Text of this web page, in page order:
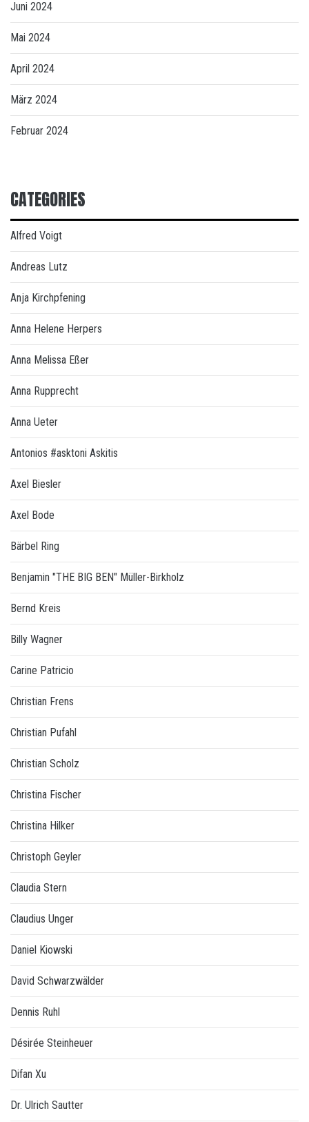
Juni 2024
Mai 2024
April 2024
März 2024
Februar 2024
CATEGORIES
Alfred Voigt
Andreas Lutz
Anja Kirchpfening
Anna Helene Herpers
Anna Melissa Eßer
Anna Rupprecht
Anna Ueter
Antonios #asktoni Askitis
Axel Biesler
Axel Bode
Bärbel Ring
Benjamin "THE BIG BEN" Müller-Birkholz
Bernd Kreis
Billy Wagner
Carine Patricio
Christian Frens
Christian Pufahl
Christian Scholz
Christina Fischer
Christina Hilker
Christoph Geyler
Claudia Stern
Claudius Unger
Daniel Kiowski
David Schwarzwälder
Dennis Ruhl
Désirée Steinheuer
Difan Xu
Dr. Ulrich Sautter